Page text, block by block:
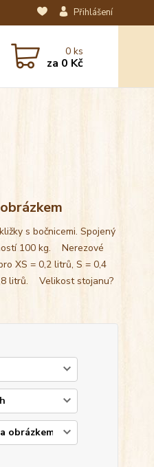
Přihlášení
0ks
za 0 Kč
s bočnicemi. Spojený
100 kg. Nerezové
XS = 0,2 litrů, S = 0,4
litrů. Velikost stojanu?